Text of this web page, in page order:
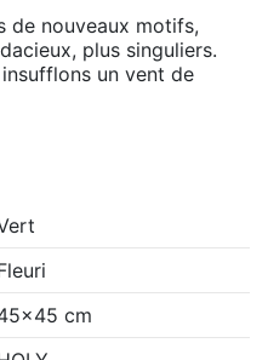
de nouveaux motifs,
plus singuliers.
un vent de
cm